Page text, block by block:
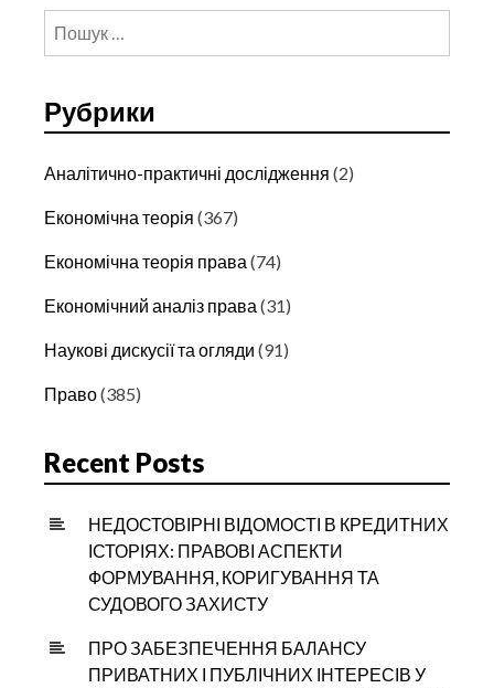
Пошук:
Рубрики
Аналітично-практичні дослідження (2)
Економічна теорія (367)
Економічна теорія права (74)
Економічний аналіз права (31)
Наукові дискусії та огляди (91)
Право(385)
Recent Posts
НЕДОСТОВІРНІ ВІДОМОСТІ В КРЕДИТНИХ
ІСТОРІЯХ: ПРАВОВІ АСПЕКТИ
ФОРМУВАННЯ, КОРИГУВАННЯ ТА
СУДОВОГО ЗАХИСТУ
ПРО ЗАБЕЗПЕЧЕННЯ БАЛАНСУ
ПРИВАТНИХ І ПУБЛІЧНИХ ІНТЕРЕСІВ У